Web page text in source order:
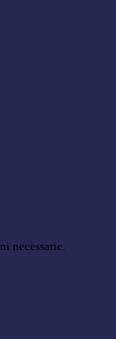
necessarie.